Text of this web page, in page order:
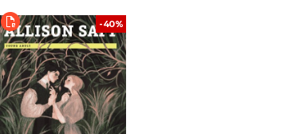
pe Coasta de Vest, unde își petrece timpul facând drumeții
autoare,Editura Treia publicat romanul
-40%